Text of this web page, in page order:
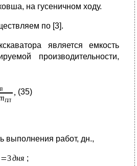
на гусеничном ходу.
по [3].
является емкость
производительности,
(35)
выполнения работ, дн.,
;